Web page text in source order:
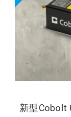
新型Cobolt